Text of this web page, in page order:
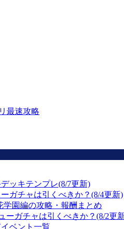
最速攻略
ッキテンプレ(8/7更新)
ガチャは引くべきか？(8/4更新)
学園編の攻略・報酬まとめ
ーガチャは引くべきか？(8/2更
ベント一覧